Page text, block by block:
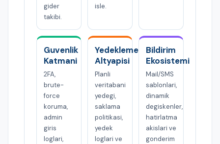
gider
takibi.
isle.
Guvenlik
Katmani
2FA,
brute-
force
koruma,
admin
giris
loglari,
Yedekleme
Altyapisi
Planli
veritabani
yedegi,
saklama
politikasi,
yedek
loglari ve
Bildirim
Ekosistemi
Mail/SMS
sablonlari,
dinamik
degiskenler,
hatirlatma
akislari ve
gonderim